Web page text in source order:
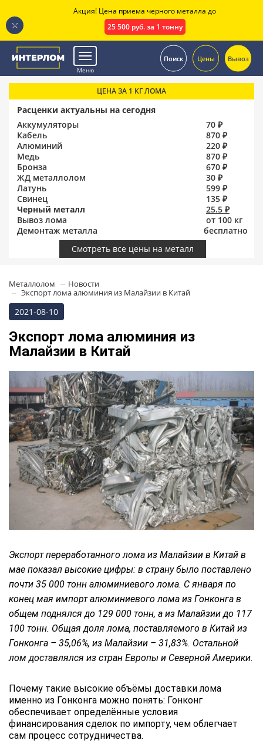
Меню
Поиск Цены Вывоз
ЦЕНА ЗА 1 КГ ЛОМА
Расценки актуальны на сегодня
Аккумуляторы
70 ₽
Кабель
870 ₽
Алюминий
220 ₽
Медь
870 ₽
Бронза
670 ₽
ЖД металлолом
30 ₽
Латунь
599 ₽
Свинец
135 ₽
Черный металл
25.5 ₽
Вывоз лома
от 100 кг
Демонтаж металла
бесплатно
Смотреть все цены на металл
Металлолом
Новости
Экспорт лома алюминия из Малайзии в Китай
2021-08-10
Экспорт лома алюминия из
Малайзии в Китай
Экспорт переработанного лома из Малайзии в Китай в
мае показал высокие цифры: в страну было поставлено
почти 35 000 тонн алюминиевого лома. С января по
конец мая импорт алюминиевого лома из Гонконга в
общем поднялся до 129 000 тонн, а из Малайзии до 117
100 тонн. Общая доля лома, поставляемого в Китай из
Гонконга – 35,06%, из Малайзии – 31,83%. Остальной
лом доставлялся из стран Европы и Северной Америки.
Почему такие высокие объёмы доставки лома
именно из Гонконга можно понять: Гонконг
обеспечивает определённые условия
финансирования сделок по импорту, чем облегчает
сам процесс сотрудничества.
Акция! Цена приема черного металла до
25 500 руб. за 1 тонну
.